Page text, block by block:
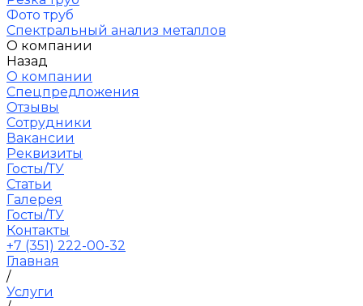
Фото труб
Спектральный анализ металлов
О компании
Назад
О компании
Спецпредложения
Отзывы
Сотрудники
Вакансии
Реквизиты
Госты/ТУ
Статьи
Галерея
Госты/ТУ
Контакты
+7 (351) 222-00-32
Главная
/
Услуги